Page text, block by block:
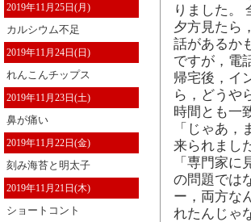
2019年11月25日(月)
カルシウム不足
2019年11月24日(日)
れんこんチップス
2019年11月23日(土)
鼻が痛い
2019年11月22日(金)
刻み海苔と明太子
2019年11月21日(木)
ショートコント
りました。
夕方見たら
話があるか
ですが，電
帰宅後，イ
ら，どうや
時間とも一
「じゃあ
来られまし
「専門家
の問題では
ー，両方な
れたんじゃ